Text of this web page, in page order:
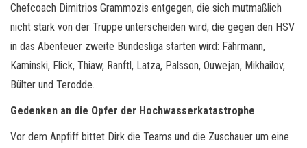
Chefcoach Dimitrios Grammozis entgegen, die sich mutmaßlich
nicht stark von der Truppe unterscheiden wird, die gegen den HSV
in das Abenteuer zweite Bundesliga starten wird: Fährmann,
Kaminski, Flick, Thiaw, Ranftl, Latza, Palsson, Ouwejan, Mikhailov,
Bülter und Terodde.
Gedenken an die Opfer der Hochwasserkatastrophe
Vor dem Anpfiff bittet Dirk die Teams und die Zuschauer um eine